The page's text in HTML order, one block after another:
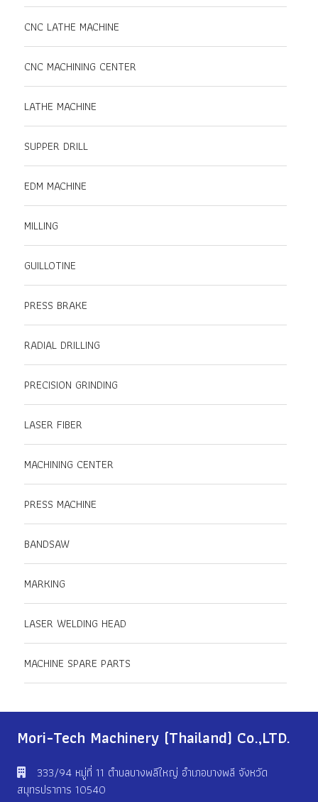
CNC LATHE MACHINE
CNC MACHINING CENTER
LATHE MACHINE
SUPPER DRILL
EDM MACHINE
MILLING
GUILLOTINE
PRESS BRAKE
RADIAL DRILLING
PRECISION GRINDING
LASER FIBER
MACHINING CENTER
PRESS MACHINE
BANDSAW
MARKING
LASER WELDING HEAD
MACHINE SPARE PARTS
Mori-Tech Machinery (Thailand) Co.,LTD.
333/94 หมู่ที่ 11 ตําบลบางพลีใหญ่ อําเภอบางพลี จังหวัด
สมุทรปราการ 10540